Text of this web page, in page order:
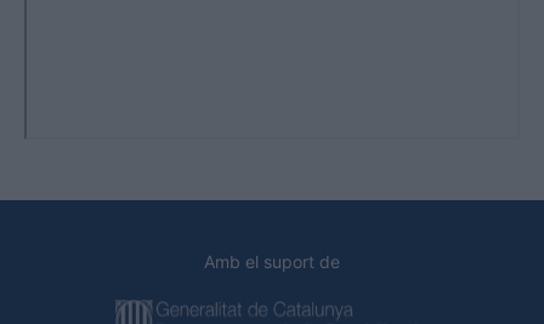
Amb el suport de